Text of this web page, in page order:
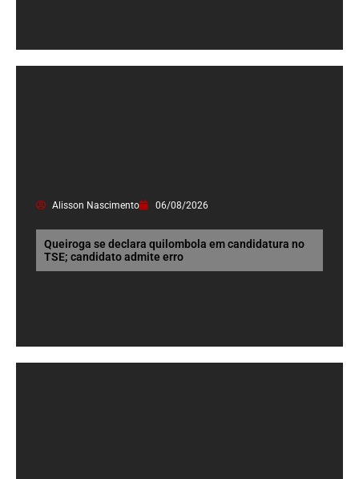
Alisson Nascimento 06/08/2026
Queiroga se declara quilombola em candidatura no
TSE; candidato admite erro